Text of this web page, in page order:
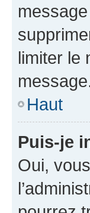
limiter le
Haut
Puis-je
Oui,